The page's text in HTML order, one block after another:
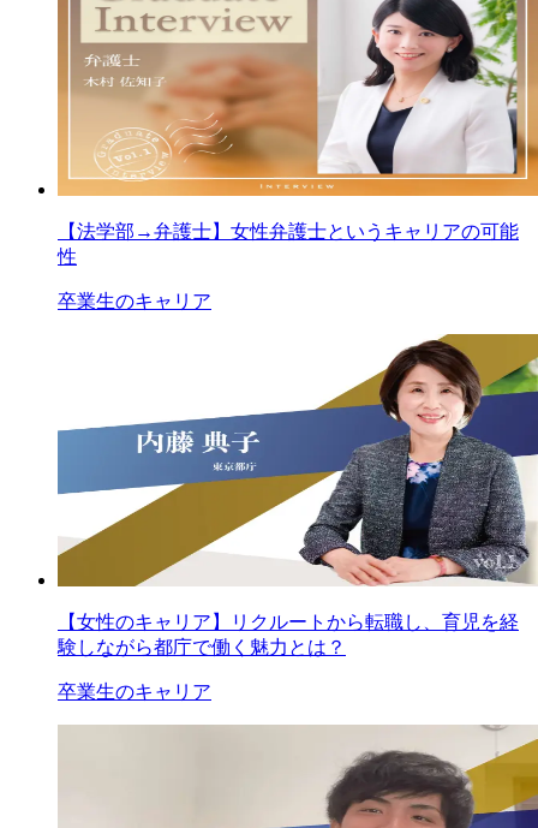
【法学部→弁護士】女性弁護士というキャリアの可能
性
卒業生のキャリア
【女性のキャリア】リクルートから転職し、育児を経
験しながら都庁で働く魅力とは？
卒業生のキャリア